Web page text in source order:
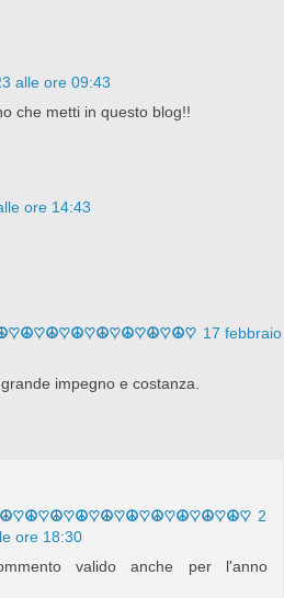
alle ore 09:43
che metti in questo blog!!
ore 14:43
17 febbraio
impegno e costanza.
2
ore 18:30
valido anche per l'anno